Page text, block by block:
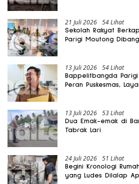
21 Juli 2026 54 Lihat
Sekolah Rakyat
Parigi Moutong
13 Juli 2026 54 Lihat
Bappelitbangda
Peran Puskesmas,
13 Juli 2026 53 Lihat
Dua Emak-emak di
Tabrak Lari
24 Juli 2026 51 Lihat
Begini Kronologi
yang Ludes Dilalap